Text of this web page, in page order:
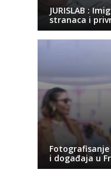
JURISLAB :
stranaca i
i događaja u